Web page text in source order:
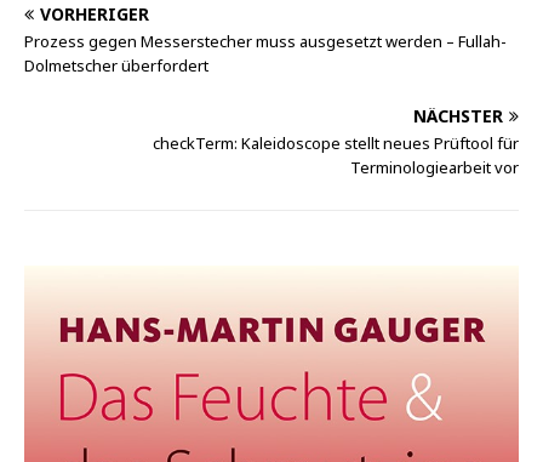
VORHERIGER
Prozess gegen Messerstecher muss ausgesetzt werden – Fullah-
Dolmetscher überfordert
NÄCHSTER
checkTerm: Kaleidoscope stellt neues Prüftool für
Terminologiearbeit vor